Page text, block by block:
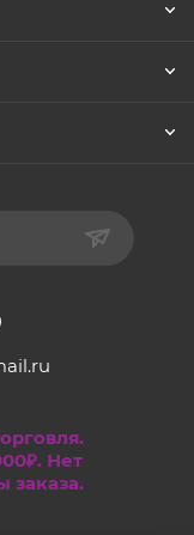
Нет
заказа.